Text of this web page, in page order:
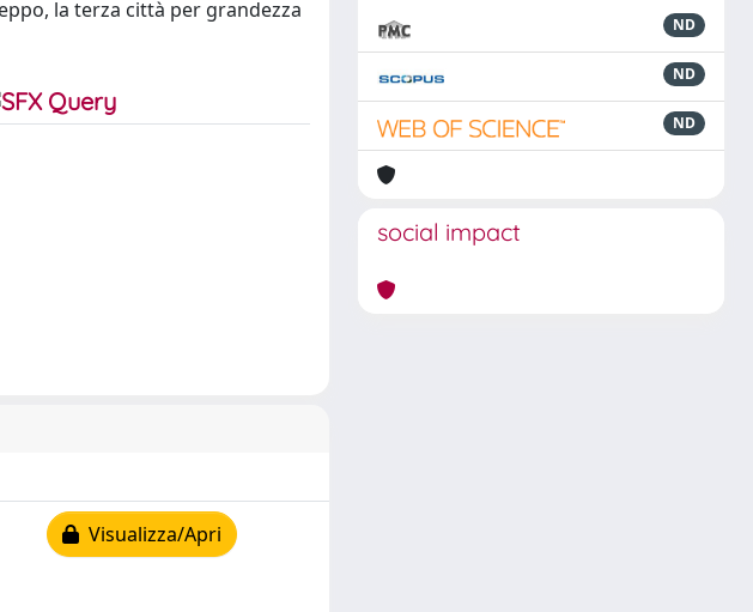
la terza città per grandezza
Visualizza/Apri
ND
ND
ND
social impact